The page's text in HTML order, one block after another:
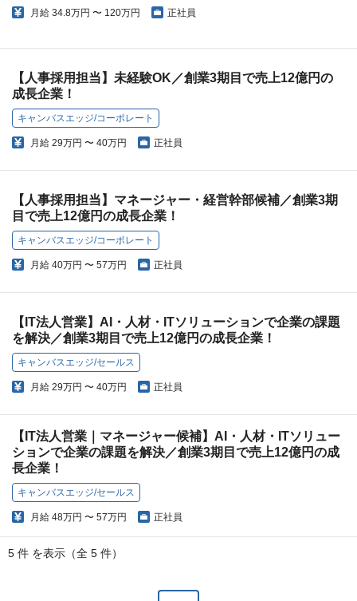
月給 34.8万円 〜 120万円 正社員
【人事採用担当】未経験OK／創業3期目で売上12億円の
成長企業！
キャンバスエッジ/コーポレート
月給 29万円 〜 40万円 正社員
【人事採用担当】マネージャー・経営幹部候補／創業3期
目で売上12億円の成長企業！
キャンバスエッジ/コーポレート
月給 40万円 〜 57万円 正社員
【IT法人営業】AI・人材・ITソリューションで企業の課題
を解決／創業3期目で売上12億円の成長企業！
キャンバスエッジ/セールス
月給 29万円 〜 40万円 正社員
【IT法人営業｜マネージャー候補】AI・人材・ITソリュー
ションで企業の課題を解決／創業3期目で売上12億円の成
長企業！
キャンバスエッジ/セールス
月給 48万円 〜 57万円 正社員
5 件 を表示（全 5 件）